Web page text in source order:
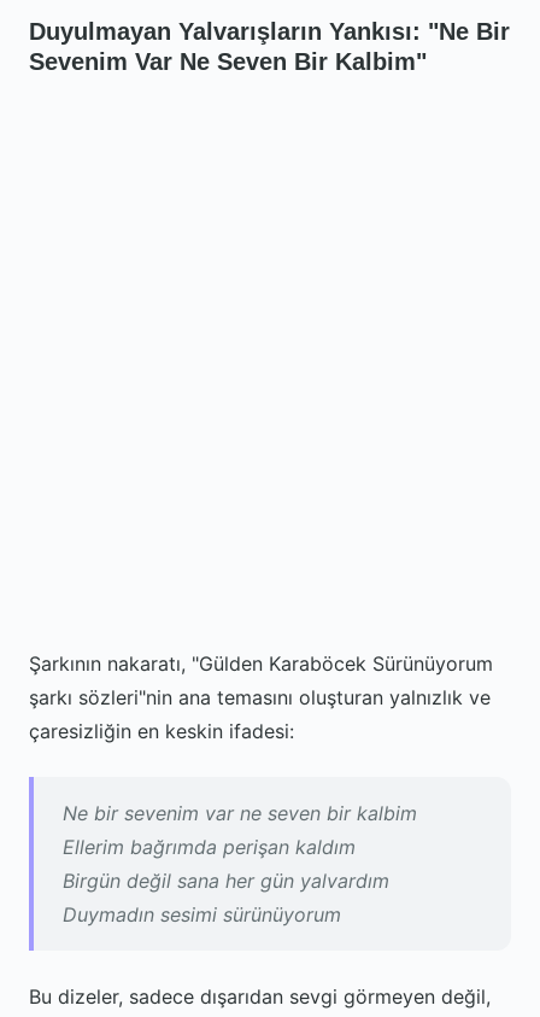
Duyulmayan Yalvarışların Yankısı: "Ne Bir
Sevenim Var Ne Seven Bir Kalbim"
Şarkının nakaratı, "Gülden Karaböcek Sürünüyorum
şarkı sözleri"nin ana temasını oluşturan yalnızlık ve
çaresizliğin en keskin ifadesi:
Ne bir sevenim var ne seven bir kalbim
Ellerim bağrımda perişan kaldım
Birgün değil sana her gün yalvardım
Duymadın sesimi sürünüyorum
Bu dizeler, sadece dışarıdan sevgi görmeyen değil,